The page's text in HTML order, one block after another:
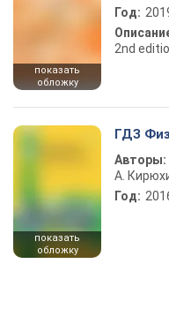
показать
обложку
Год:
2nd
показать
обложку
ГДЗ
Авторы:
А.
Год: